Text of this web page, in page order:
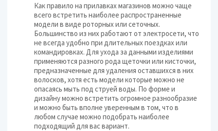
Как правило на прилавках магазинов можно чаще
всего встретить наиболее распространенные
модели в виде роторных или сеточных.
Большинство из них работают от электросети, что
не всегда удобно при длительных поездках или
командировках. Для ухода за данными изделиями
применяются разного рода щеточки или кисточки,
предназначенные для удаления оставшихся в них
волосков, хотя есть модели которые можно не
опасаясь мыть под струей воды. По форме и
дизайну можно встретить огромное разнообразие
и можно быть вполне уверенным в том, что в
любом случае можно подобрать наиболее
подходящий для вас вариант.